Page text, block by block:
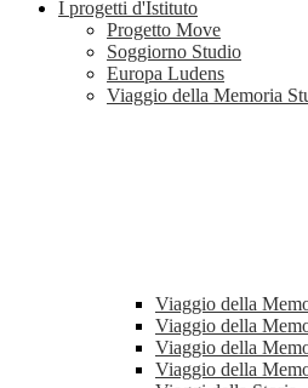
I progetti d'Istituto
Progetto Move
Soggiorno Studio
Europa Ludens
Viaggio della Memoria
Viaggio della
Viaggio della
Viaggio della
Viaggio della